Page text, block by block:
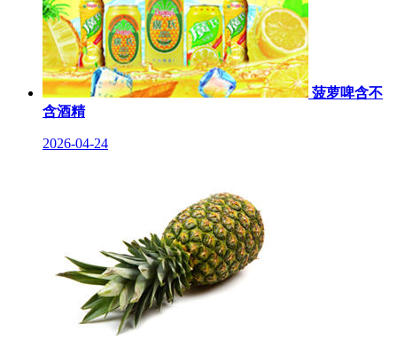
菠萝啤含不
含酒精
2026-04-24